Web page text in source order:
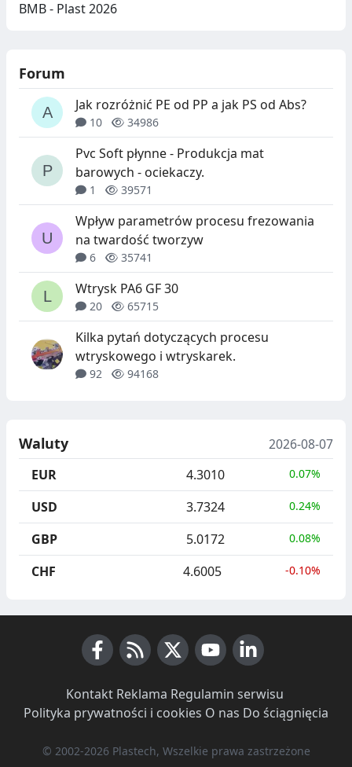
BMB - Plast 2026
Forum
Jak rozróżnić PE od PP a jak PS od Abs?
10 34986
Pvc Soft płynne - Produkcja mat
barowych - ociekaczy.
1 39571
Wpływ parametrów procesu frezowania
na twardość tworzyw
6 35741
Wtrysk PA6 GF 30
20 65715
Kilka pytań dotyczących procesu
wtryskowego i wtryskarek.
92 94168
Waluty
2026-08-07
EUR
4.3010 0.07%
USD 3.7324 0.24%
GBP 5.0172 0.08%
CHF 4.6005 -0.10%
Kontakt· Reklama Regulamin serwisu
Polityka prywatności i cookies O nas Do ściągnięcia
© 2002-2026 Plastech, Wszelkie prawa zastrzeżone